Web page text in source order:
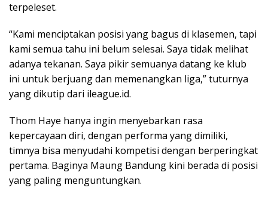
terpeleset.
“Kami menciptakan posisi yang bagus di klasemen, tapi
kami semua tahu ini belum selesai. Saya tidak melihat
adanya tekanan. Saya pikir semuanya datang ke klub
ini untuk berjuang dan memenangkan liga,” tuturnya
yang dikutip dari ileague.id.
Thom Haye hanya ingin menyebarkan rasa
kepercayaan diri, dengan performa yang dimiliki,
timnya bisa menyudahi kompetisi dengan berperingkat
pertama. Baginya Maung Bandung kini berada di posisi
yang paling menguntungkan.